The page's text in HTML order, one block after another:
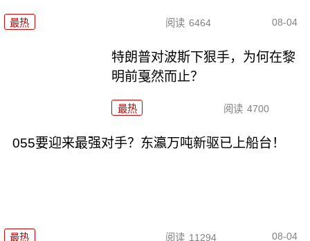
最热 阅读 6464 08-04
特朗普对波斯下狠手，为何在黎
明前戛然而止？
最热 阅读 4700
055要迎来最强对手？东瀛万吨新驱已上船台！
最热 阅读 11294 08-04